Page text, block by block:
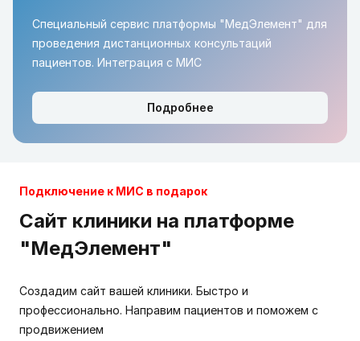
Специальный сервис платформы "МедЭлемент" для
проведения дистанционных консультаций
пациентов. Интеграция с МИС
Подробнее
Подключение к МИС в подарок
Сайт клиники на платформе
"МедЭлемент"
Создадим сайт вашей клиники. Быстро и
профессионально. Направим пациентов и поможем с
продвижением